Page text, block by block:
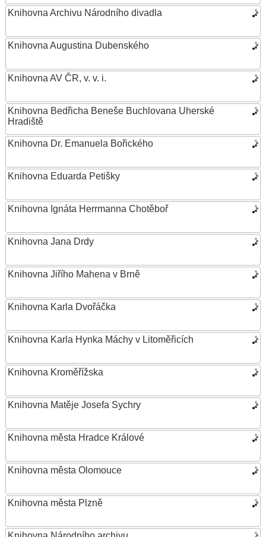
Knihovna Archivu Národního divadla
Knihovna Augustina Dubenského
Knihovna AV ČR, v. v. i.
Knihovna Bedřicha Beneše Buchlovana Uherské
Hradiště
Knihovna Dr. Emanuela Bořického
Knihovna Eduarda Petišky
Knihovna Ignáta Herrmanna Chotěboř
Knihovna Jana Drdy
Knihovna Jiřího Mahena v Brně
Knihovna Karla Dvořáčka
Knihovna Karla Hynka Máchy v Litoměřicích
Knihovna Kroměřížska
Knihovna Matěje Josefa Sychry
Knihovna města Hradce Králové
Knihovna města Olomouce
Knihovna města Plzně